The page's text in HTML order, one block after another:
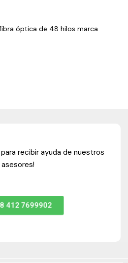
óptica de 48 hilos marca
recibir ayuda de nuestros
asesores!
412 7699902